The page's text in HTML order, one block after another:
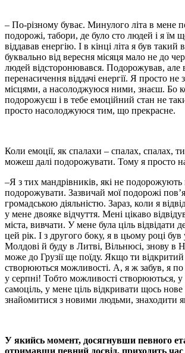
– По-різному буває. Минулого літа в мене
подорожі, табори, де було сто людей і я їм
віддавав енергію. І в кінці літа я був
буквально від вересня місяця мало не до
людей відсторонювався. Подорожував, але
перенасичення віддачі енергії. Я просто
місцями, а насолоджуюся ними, знаєш. Бо
подорожуєш і в тебе емоційний стан не
просто насолоджуюся тим, що прекрасне.
Коли емоції, як спалахи – спалах, спалах,
можеш далі подорожувати. Тому я просто
–Я з тих мандрівників, які не подорожують
подорожувати. Зазвичай мої подорожі
громадською діяльністю. Зараз, коли я
у мене двояке відчуття. Мені цікаво
міста, вивчати. У мене була ціль відвідати
цей рік. І з другого боку, я в цьому році
Молдові й буду в Литві, Вільнюсі, знову в
може до Грузії ще поїду. Якщо ти відкритий
створюються можливості. А, я ж забув, я по
у серпні! Тобто можливості створюються,
самоціль, у мене ціль відкривати щось нове
знайомитися з новими людьми, знаходити
У якийсь момент, досягнувши певного
отримавши певний досвід, приходить час